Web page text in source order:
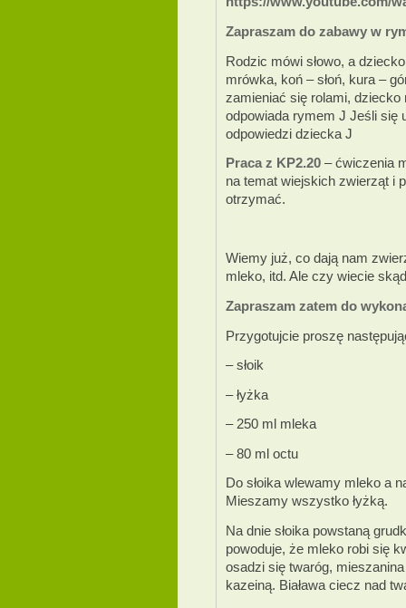
Zapraszam do zabawy w
Rodzic mówi słowo, a
mrówka, koń – słoń, kura –
zamieniać się rolami, dziecko
odpowiada rymem J Jeśli się
odpowiedzi dziecka J
Praca z KP2.20– ćwiczenia
na temat wiejskich zwierząt i
otrzymać.
Wiemy już, co dają nam
mleko, itd. Ale czy wiecie
Zapraszam zatem do
Przygotujcie proszę
– słoik
– łyżka
– 250 ml mleka
– 80 ml octu
Do słoika wlewamy mleko a
Mieszamy wszystko łyżką.
Na dnie słoika powstaną
powoduje, że mleko robi się
osadzi się twaróg, mieszanina
kazeiną. Biaława ciecz nad